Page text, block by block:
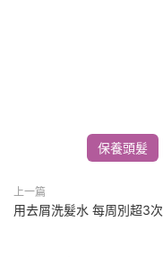
保養頭髮
上一篇
用去屑洗髮水 每周別超3次